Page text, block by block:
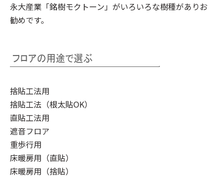
永大産業「銘樹モクトーン」 がいろいろな樹種がありお
勧めです。
捨貼工法用
捨貼工法（根太貼OK）
直貼工法用
遮音フロア
重歩行用
床暖房用（直貼）
床暖房用（捨貼）